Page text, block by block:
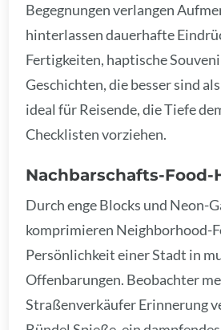
Begegnungen verlangen
hinterlassen dauerhafte
Fertigkeiten, haptische
Geschichten, die besser sind
ideal für Reisende, die Tiefe
Checklisten vorziehen.
Nachbarschafts-Food-
Durch enge Blocks und Neon-
komprimieren Neighborhood-
Persönlichkeit einer Stadt in
Offenbarungen. Beobachter
Straßenverkäufer Erinnerung